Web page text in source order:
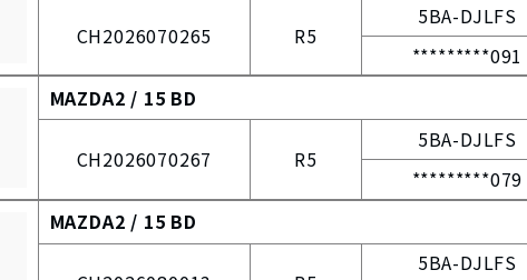
CH2026070265 R5
5BA-DJLFS
*********091
MAZDA2 / 15 BD
CH2026070267 R5
5BA-DJLFS
*********079
MAZDA2 / 15 BD
5BA-DJLFS